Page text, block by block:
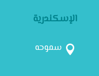
الإسكندرية
 سموحه